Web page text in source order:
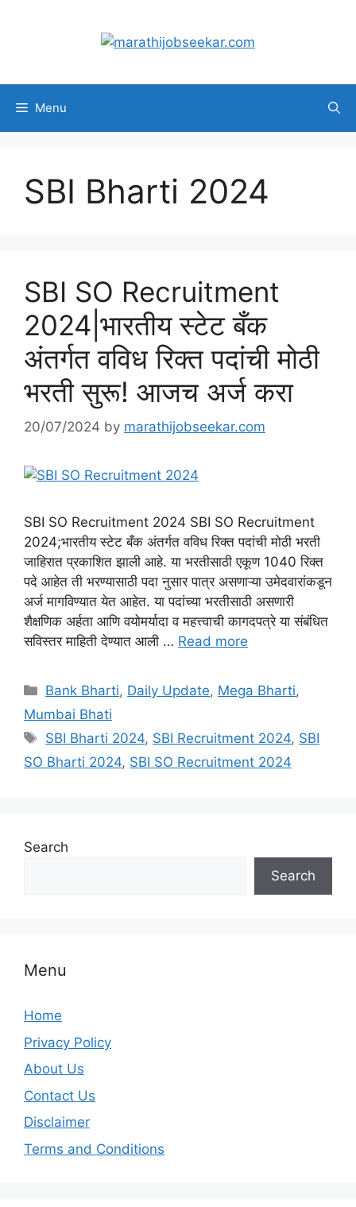
Menu
SBI Bharti 2024
SBI SO Recruitment
2024|भारतीय स्टेट बँक
अंतर्गत वविध रिक्त पदांची मोठी
भरती सुरू! आजच अर्ज करा
20/07/2024 by marathijobseekar.com
SBI SO Recruitment 2024 SBI SO Recruitment
2024;भारतीय स्टेट बँक अंतर्गत वविध रिक्त पदांची मोठी भरती
जाहिरात प्रकाशित झाली आहे. या भरतीसाठी एकूण 1040 रिक्त
पदे आहेत ती भरण्यासाठी पदा नुसार पात्र असणाऱ्या उमेदवारांकडून
अर्ज मागविण्यात येत आहेत. या पदांच्या भरतीसाठी असणारी
शैक्षणिक अर्हता आणि वयोमर्यादा व महत्त्वाची कागदपत्रे या संबंधित
सविस्तर माहिती देण्यात आली … Read more
Categories
Bank Bharti, Daily Update, Mega Bharti,
Mumbai Bhati
Tags
SBI Bharti 2024, SBI Recruitment 2024, SBI
SO Bharti 2024, SBI SO Recruitment 2024
Search
Search
Menu
Home
Privacy Policy
About Us
Contact Us
Disclaimer
Terms and Conditions